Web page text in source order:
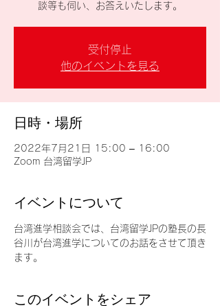
談等も伺い、お答えいたします。
受付停止
他のイベントを見る
日時・場所
2022年7月21日 15:00 – 16:00
Zoom 台湾留学JP
イベントについて
台湾進学相談会では、台湾留学JPの塾長の長
谷川が台湾進学についてのお話をさせて頂き
ます。
このイベントをシェア